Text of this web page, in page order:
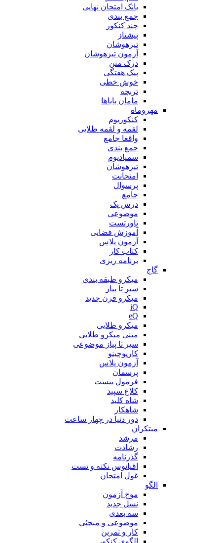
بانک امتحان نهایی
جمع بندی
چند کنکور
پیشتاز
تیزهوشان
آزمون تیزهوشان
درک متن
پیک هفتگی
خوش خطی
تربچه
مامان باباها
مهروماه
کنکوریوم
لقمه و لقمه طلایی
واقعا جامع
جمع بندی
سمپادیوم
تیزهوشان
امتحانت
پرسوال
جامع
درس پک
موضوعی
پاورتست
آموزش فضایی
آزمون پلاس
کتاب کار
برنامه ریزی
گاج
میکرو طبقه بندی
سیر تا پیاز
میکرو قرن جدید
iQ
eQ
میکرو طلایی
مینی میکرو طلایی
سیر تا پیاز موضوعی
کارپوچینو
آزمون پلاس
پرسمان
فرمول بیست
کلاغ سپید
شاه کلید
شاهکار
دور دنیا در چهار ساعت
مبتکران
مرشد
رشادت
گذرنامه
اقیانوس نکته و تست
غول امتحان
الگو
موج آزمون
نسل جدید
سه بعدی
موضوعی و مبحثی
کار و تمرین